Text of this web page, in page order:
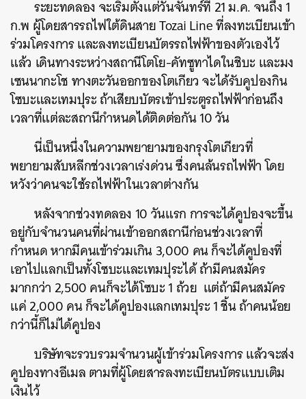
ระยะทดลอง จะเริ่มตั้งแต่วันจันทร์ที่ 21 ม.ค. จนถึง 1
ก.พ ผู้โดยสารรถไฟใต้ดินสาย Tozai Line ที่ลงทะเบียนเข้า
ร่วมโครงการ และลงทะเบียนบัตรรถไฟฟ้าของตัวเองไว้
แล้ว เดินทางระหว่างสถานีโตโย-คัทซูทาไดในชิบะ และมง
เซนนากะโช ทางตะวันออกของโตเกียว จะได้รับคูปองกิน
โซบะและเทมปุระ ถ้าเสียบบัตรเข้าประตูรถไฟฟ้าก่อนถึง
เวลาที่แต่ละสถานีกำหนดได้ติดต่อกัน 10 วัน
นี่เป็นหนึ่งในความพยายามของกรุงโตเกียวที่
พยายามสับหลีกช่วงเวลาเร่งด่วน ซึ่งคนล้นรถไฟฟ้า โดย
หวังว่าคนจะใช้รถไฟฟ้าในเวลาต่างกัน
หลังจากช่วงทดลอง 10 วันแรก การจะได้คูปองจะขึ้น
อยู่กับจำนวนคนที่ผ่านเข้าออกสถานีก่อนช่วงเวลาที่
กำหนด หากมีคนเข้าร่วมเกิน 3,000 คน ก็จะได้คูปองที่
เอาไปแลกเป็นทั้งโซบะและเทมปุระได้ ถ้ามีคนสมัคร
มากกว่า 2,500 คนก็จะได้โซบะ 1 ถ้วย แต่ถ้ามีคนสมัคร
แค่ 2,000 คน ก็จะได้คูปองแลกเทมปุระ 1 ชิ้น ถ้าคนน้อย
กว่านี้ก็ไม่ได้คูปอง
บริษัทจะรวบรวมจำนวนผู้เข้าร่วมโครงการ แล้วจะส่ง
คูปองทางอีเมล ตามที่ผู้โดยสารลงทะเบียนบัตรแบบเติม
เงินไว้